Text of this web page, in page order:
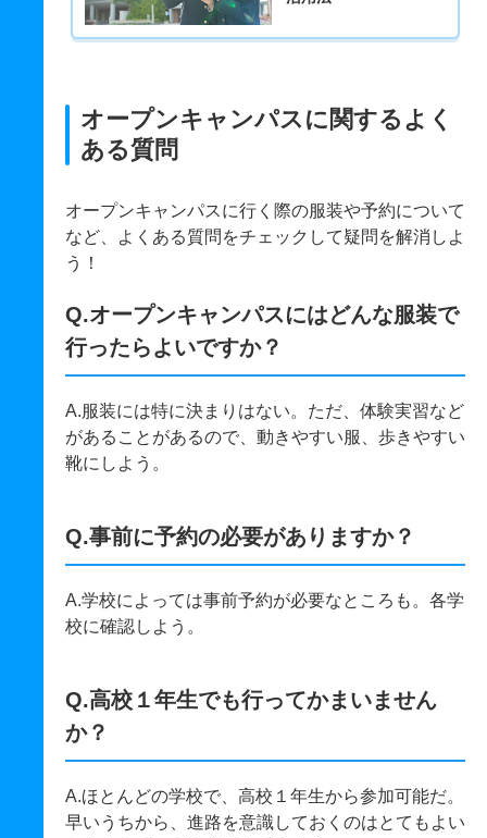
オープンキャンパスに関するよく
ある質問
オープンキャンパスに行く際の服装や予約について
など、よくある質問をチェックして疑問を解消しよ
う！
Q.オープンキャンパスにはどんな服装で
行ったらよいですか？
A.服装には特に決まりはない。ただ、体験実習など
があることがあるので、動きやすい服、歩きやすい
靴にしよう。
Q.事前に予約の必要がありますか？
A.学校によっては事前予約が必要なところも。各学
校に確認しよう。
Q.高校１年生でも行ってかまいません
か？
A.ほとんどの学校で、高校１年生から参加可能だ。
早いうちから、進路を意識しておくのはとてもよい